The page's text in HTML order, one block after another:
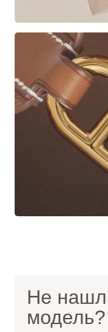
Не
модель?